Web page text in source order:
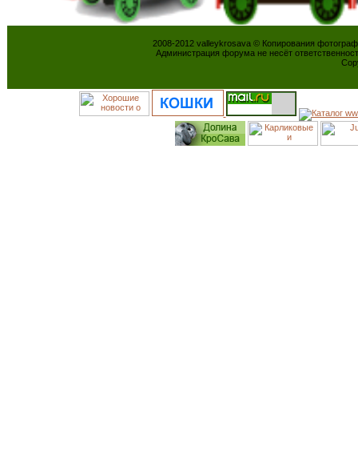
2008-2012 valleykrosava © Копирования
Администрация форума не несёт